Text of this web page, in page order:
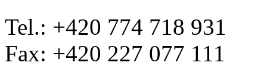
Tel.: +420 774 718 931
Fax: +420 227 077 111